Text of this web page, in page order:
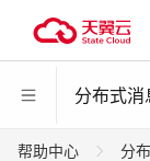
分布式
帮助中心 分